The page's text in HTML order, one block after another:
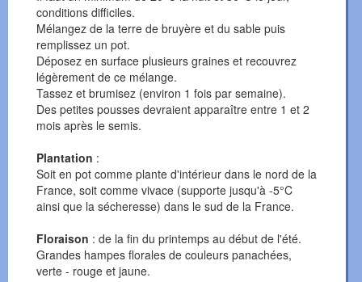
conditions difficiles.
Mélangez de la terre de bruyère et du sable puis
remplissez un pot.
Déposez en surface plusieurs graines et recouvrez
légèrement de ce mélange.
Tassez et brumisez (environ 1 fois par semaine).
Des petites pousses devraient apparaître entre 1 et 2
mois après le semis.
Plantation :
Soit en pot comme plante d'intérieur dans le nord de la
France, soit comme vivace (supporte jusqu'à -5°C
ainsi que la sécheresse) dans le sud de la France.
Floraison : de la fin du printemps au début de l'été.
Grandes hampes florales de couleurs panachées,
verte - rouge et jaune.